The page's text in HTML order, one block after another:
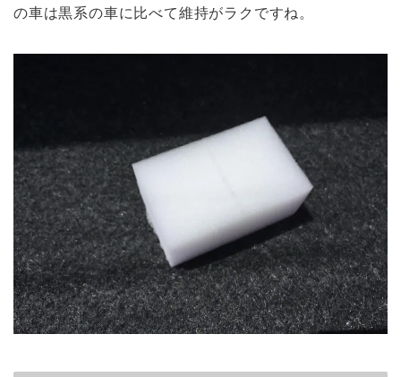
の車は黒系の車に比べて維持がラクですね。